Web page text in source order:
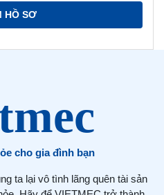
HỒ SƠ
cho gia đình bạn
ta lại vô tình lãng quên tài sản